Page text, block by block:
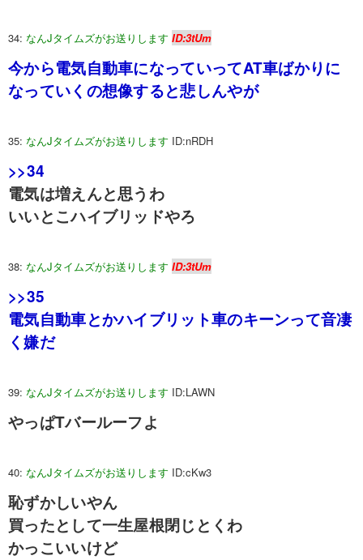
34: なんJタイムズがお送りします ID:3tUm
今から電気自動車になっていってAT車ばかりに
なっていくの想像すると悲しんやが
35: なんJタイムズがお送りします ID:nRDH
>>34
電気は増えんと思うわ
いいとこハイブリッドやろ
38: なんJタイムズがお送りします ID:3tUm
>>35
電気自動車とかハイブリット車のキーンって音凄
く嫌だ
39: なんJタイムズがお送りします ID:LAWN
やっぱTバールーフよ
40: なんJタイムズがお送りします ID:cKw3
恥ずかしいやん
買ったとして一生屋根閉じとくわ
かっこいいけど